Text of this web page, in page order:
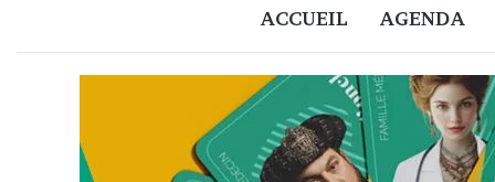
ACCUEIL AGENDA